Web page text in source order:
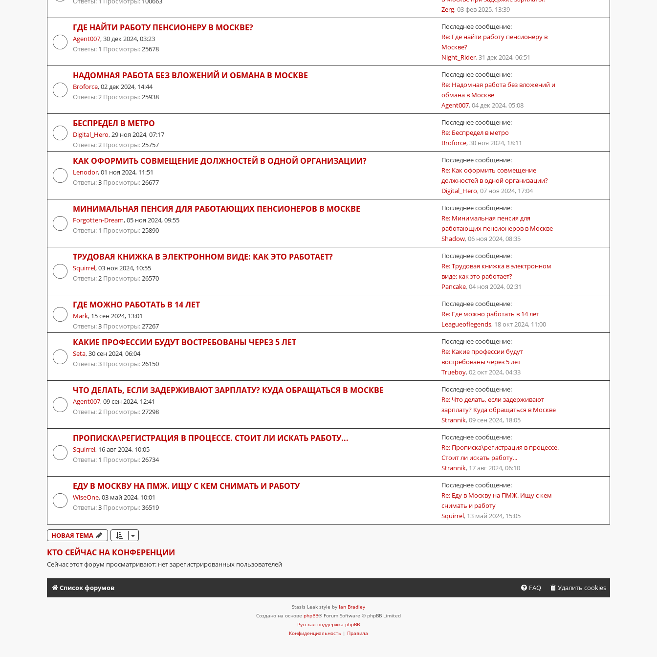
Zerg, 03 фев 2025, 13:39
ГДЕ НАЙТИ РАБОТУ ПЕНСИОНЕРУ В МОСКВЕ?
Agent007,30 дек 2024, 03:23
Ответы: 1 Просмотры: 25678
Последнее сообщение:
Re: Где найти работу пенсионеру в
Москве?
Night_Rider, 31 дек 2024, 06:51
НАДОМНАЯ РАБОТА БЕЗ ВЛОЖЕНИЙ И ОБМАНА В МОСКВЕ
Broforce,02 дек 2024, 14:44
Ответы: 2 Просмотры: 25938
Последнее сообщение:
Re: Надомная работа без вложений и
обмана в Москве
Agent007, 04 дек 2024, 05:08
БЕСПРЕДЕЛ В МЕТРО
Digital_Hero, 29 ноя 2024, 07:17
Ответы: 2 Просмотры: 25757
Последнее сообщение:
Re: Беспредел в метро
Broforce, 30 ноя 2024, 18:11
КАК ОФОРМИТЬ СОВМЕЩЕНИЕ ДОЛЖНОСТЕЙ В ОДНОЙ ОРГАНИЗАЦИИ?
Lenodor,01 ноя 2024, 11:51
Ответы:3 Просмотры: 26677
Последнее сообщение:
Re: Как оформить совмещение
должностей в одной организации?
Digital_Hero, 07 ноя 2024, 17:04
МИНИМАЛЬНАЯ ПЕНСИЯ ДЛЯ РАБОТАЮЩИХ ПЕНСИОНЕРОВ В МОСКВЕ
Forgotten-Dream,05 ноя 2024, 09:55
Ответы: 1 Просмотры: 25890
Последнее сообщение:
Re: Минимальная пенсия для
работающих пенсионеров в Москве
Shadow, 06 ноя 2024, 08:35
ТРУДОВАЯ КНИЖКА В ЭЛЕКТРОННОМ ВИДЕ: КАК ЭТО РАБОТАЕТ?
Squirrel,03 ноя 2024, 10:55
Ответы: 2 Просмотры: 26570
Последнее сообщение:
Re: Трудовая книжка в электронном
виде: как это работает?
Pancake, 04 ноя 2024, 02:31
ГДЕ МОЖНО РАБОТАТЬ В 14 ЛЕТ
Mark, 15 сен 2024, 13:01
Ответы:3 Просмотры: 27267
Последнее сообщение:
Re: Где можно работать в 14 лет
Leagueoflegends, 18 окт 2024, 11:00
КАКИЕ ПРОФЕССИИ БУДУТ ВОСТРЕБОВАНЫ ЧЕРЕЗ 5 ЛЕТ
Seta,30 сен 2024, 06:04
Ответы:3 Просмотры: 26150
Последнее сообщение:
Re: Какие профессии будут
востребованы через 5 лет
Trueboy, 02 окт 2024, 04:33
ЧТО ДЕЛАТЬ, ЕСЛИ ЗАДЕРЖИВАЮТ ЗАРПЛАТУ? КУДА ОБРАЩАТЬСЯ В МОСКВЕ
Agent007,09 сен 2024, 12:41
Ответы: 2 Просмотры: 27298
Последнее сообщение:
Re: Что делать, если задерживают
зарплату? Куда обращаться в Москве
Strannik, 09 сен 2024, 18:05
ПРОПИСКА\РЕГИСТРАЦИЯ В ПРОЦЕССЕ. СТОИТ ЛИ ИСКАТЬ РАБОТУ...
Squirrel, 16 авг 2024, 10:05
Ответы: 1 Просмотры: 26734
Последнее сообщение:
Re: Прописка\регистрация в процессе.
Стоит ли искать работу...
Strannik, 17 авг 2024, 06:10
ЕДУ В МОСКВУ НА ПМЖ. ИЩУ С КЕМ СНИМАТЬ И РАБОТУ
WiseOne,03 май 2024, 10:01
Ответы:3 Просмотры:36519
Последнее сообщение:
Re: Еду в Москву на ПМЖ. Ищу с кем
снимать и работу
Squirrel, 13 май 2024, 15:05
НОВАЯ ТЕМА
КТО СЕЙЧАС НА КОНФЕРЕНЦИИ
Сейчас этот форум просматривают: нет зарегистрированных пользователей
Список форумов Удалить cookies
FAQ
Stasis Leak style by Ian Bradley
Создано на основе phpBB® Forum Software © phpBB Limited
Русская поддержка phpBB
Конфиденциальность | Правила